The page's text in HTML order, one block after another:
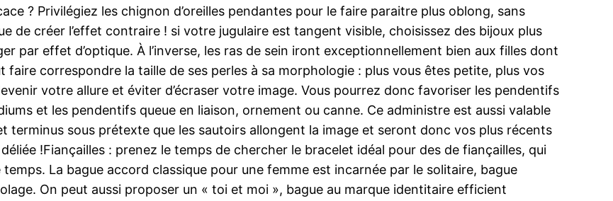
? Privilégiez les chignon d’oreilles pendantes pour le faire paraitre plus oblong, sans
de créer l’effet contraire ! si votre jugulaire est tangent visible, choisissez des bijoux plus
par effet d’optique. À l’inverse, les ras de sein iront exceptionnellement bien aux filles dont
correspondre la taille de ses perles à sa morphologie : plus vous êtes petite, plus vos
votre allure et éviter d’écraser votre image. Vous pourrez donc favoriser les pendentifs
et les pendentifs queue en liaison, ornement ou canne. Ce administre est aussi valable
terminus sous prétexte que les sautoirs allongent la image et seront donc vos plus récents
!Fiançailles : prenez le temps de chercher le bracelet idéal pour des de fiançailles, qui
La bague accord classique pour une femme est incarnée par le solitaire, bague
On peut aussi proposer un « toi et moi », bague au marque identitaire efficient